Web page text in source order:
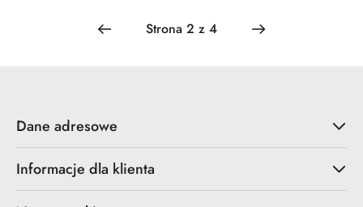
Dane adresowe
Informacje dla klienta